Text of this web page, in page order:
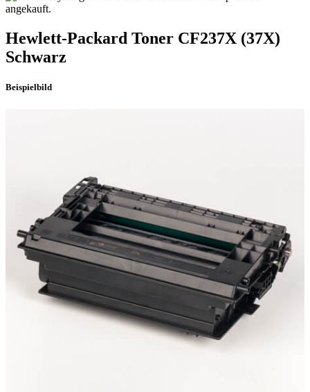
Hewlett-Packard Toner CF237X (37X)
Schwarz
Beispielbild